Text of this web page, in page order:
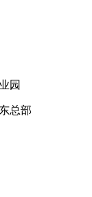
园
总部